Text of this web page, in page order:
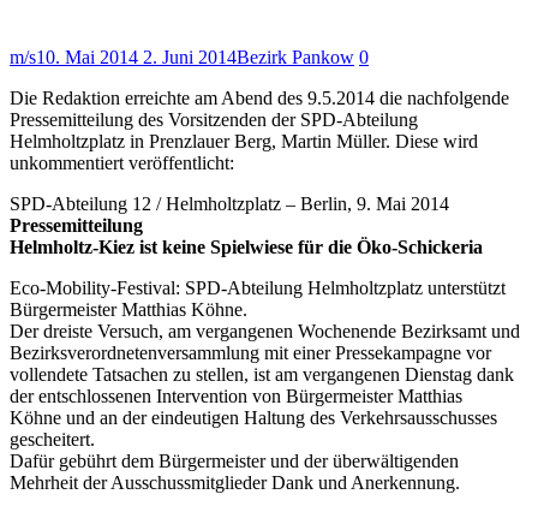
m/s10. Mai 2014 2. Juni 2014Bezirk Pankow 0
Die Redaktion erreichte am Abend des 9.5.2014 die nachfolgende
Pressemitteilung des Vorsitzenden der SPD-Abteilung
Helmholtzplatz in Prenzlauer Berg, Martin Müller. Diese wird
unkommentiert veröffentlicht:
SPD-Abteilung 12 / Helmholtzplatz – Berlin, 9. Mai 2014
Pressemitteilung
Helmholtz-Kiez ist keine Spielwiese für die Öko-Schickeria
Eco-Mobility-Festival: SPD-Abteilung Helmholtzplatz unterstützt
Bürgermeister Matthias Köhne.
Der dreiste Versuch, am vergangenen Wochenende Bezirksamt und
Bezirksverordnetenversammlung mit einer Pressekampagne vor
vollendete Tatsachen zu stellen, ist am vergangenen Dienstag dank
der entschlossenen Intervention von Bürgermeister Matthias
Köhne und an der eindeutigen Haltung des Verkehrsausschusses
gescheitert.
Dafür gebührt dem Bürgermeister und der überwältigenden
Mehrheit der Ausschussmitglieder Dank und Anerkennung.